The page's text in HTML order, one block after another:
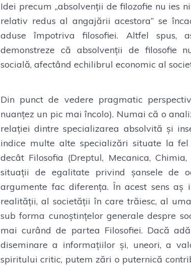
Idei precum „absolvenții de filozofie nu ies
relativ redus al angajării acestora” se
aduse împotriva filosofiei. Altfel spus,
demonstreze că absolvenții de filosofie
socială, afectând echilibrul economic al
Din punct de vedere pragmatic
nuanțez un pic mai încolo). Numai că o
relației dintre specializarea absolvită și
indice multe alte specializări situate la
decât Filosofia (Dreptul, Mecanica,
situații de egalitate privind șansele de
argumente fac diferența. În acest sens aș
realității, al societății în care trăiesc, al
sub forma cunoștințelor generale despre
mai curând de partea Filosofiei. Dacă
diseminare a informațiilor și, uneori, a
spiritului critic, putem zări o puternică